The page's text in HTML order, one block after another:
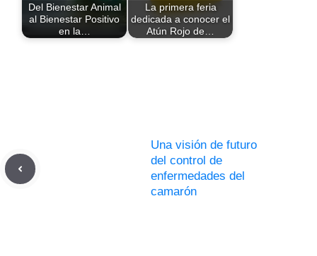
Del Bienestar Animal
al Bienestar Positivo
en la…
La primera feria
dedicada a conocer el
Atún Rojo de…
Una visión de futuro
del control de
enfermedades del
camarón